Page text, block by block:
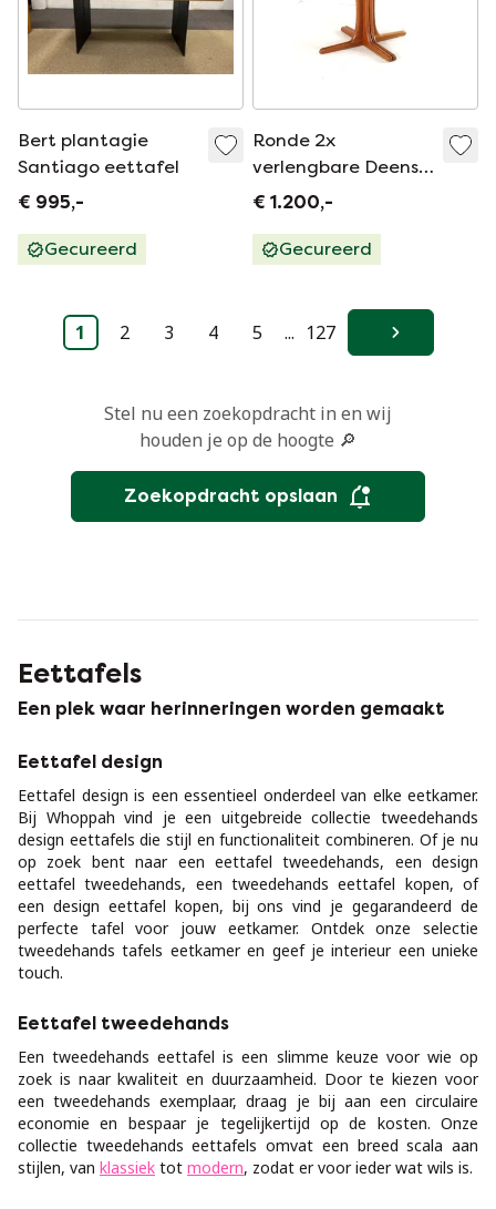
Bert plantagie
Santiago eettafel
€ 995,-
Gecureerd
Ronde 2x
verlengbare Deense
eettafel vintage
€ 1.200,-
Gecureerd
1 2 3 4 5 ... 127 Volgende
Stel nu een zoekopdracht in en wij
houden je op de hoogte 🔎
Zoekopdracht opslaan
Eettafels
Een plek waar herinneringen worden gemaakt
Eettafel design
Eettafel design is een essentieel onderdeel van elke eetkamer.
Bij Whoppah vind je een uitgebreide collectie tweedehands
design eettafels die stijl en functionaliteit combineren. Of je nu
op zoek bent naar een eettafel tweedehands, een design
eettafel tweedehands, een tweedehands eettafel kopen, of
een design eettafel kopen, bij ons vind je gegarandeerd de
perfecte tafel voor jouw eetkamer. Ontdek onze selectie
tweedehands tafels eetkamer en geef je interieur een unieke
touch.
Eettafel tweedehands
Een tweedehands eettafel is een slimme keuze voor wie op
zoek is naar kwaliteit en duurzaamheid. Door te kiezen voor
een tweedehands exemplaar, draag je bij aan een circulaire
economie en bespaar je tegelijkertijd op de kosten. Onze
collectie tweedehands eettafels omvat een breed scala aan
stijlen, van klassiek tot modern, zodat er voor ieder wat wils is.